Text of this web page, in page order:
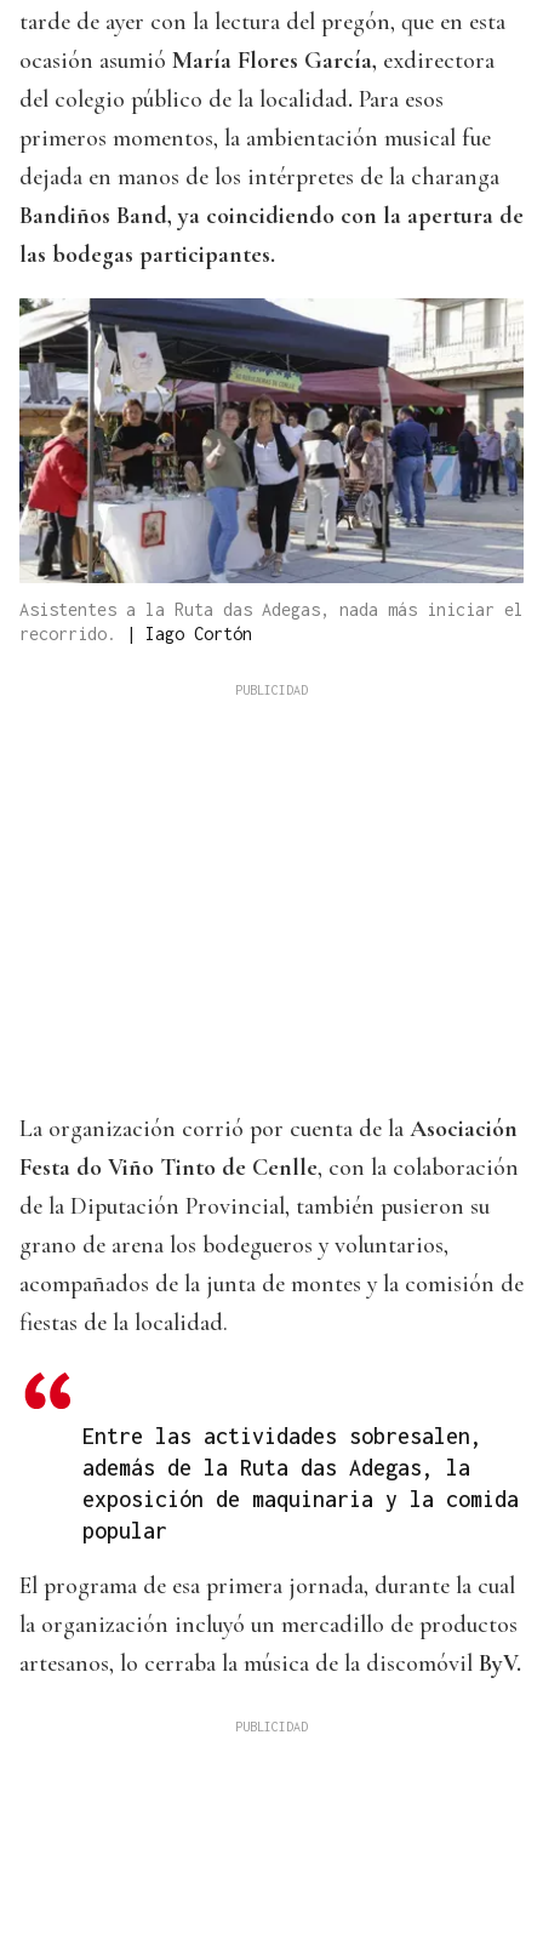
tarde de ayer con la lectura del pregón, que en esta
ocasión asumió María Flores García, exdirectora
del colegio público de la localidad. Para esos
primeros momentos, la ambientación musical fue
dejada en manos de los intérpretes de la charanga
Bandiños Band, ya coincidiendo con la apertura de
las bodegas participantes.
Asistentes a la Ruta das Adegas, nada más iniciar el
recorrido.
| Iago Cortón
La organización corrió por cuenta de la Asociación
Festa do Viño Tinto de Cenlle, con la colaboración
de la Diputación Provincial, también pusieron su
grano de arena los bodegueros y voluntarios,
acompañados de la junta de montes y la comisión de
fiestas de la localidad.
Entre las actividades sobresalen,
además de la Ruta das Adegas, la
exposición de maquinaria y la comida
popular
El programa de esa primera jornada, durante la cual
la organización incluyó un mercadillo de productos
artesanos, lo cerraba la música de la discomóvil ByV.